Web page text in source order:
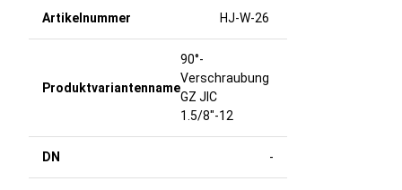
HJ-W-26
90°-
Verschraubung
GZ JIC
1.5/8"-12
-